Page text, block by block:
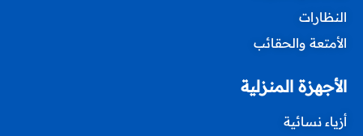
النظارات
الأمتعة والحقائب
الأجهزة المنزلية
أزياء نسائية